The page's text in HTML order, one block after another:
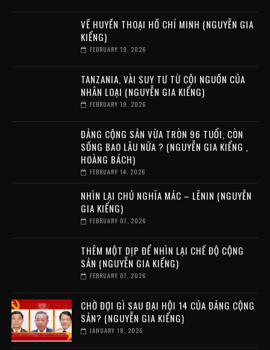
VỀ HUYỀN THOẠI HỒ CHÍ MINH (NGUYỄN GIA
KIỂNG)
FEBRUARY 19, 2026
TANZANIA, VÀI SUY TƯ TỪ CỘI NGUỒN CỦA
NHÂN LOẠI (NGUYỄN GIA KIỂNG)
FEBRUARY 19, 2026
ĐẢNG CỘNG SẢN VỪA TRÒN 96 TUỔI, CÒN
SỐNG BAO LÂU NỮA ? (NGUYỄN GIA KIỂNG ,
HOÀNG BÁCH)
FEBRUARY 14, 2026
NHÌN LẠI CHỦ NGHĨA MÁC – LÊNIN (NGUYỄN
GIA KIỂNG)
FEBRUARY 07, 2026
THÊM MỘT DỊP ĐỂ NHÌN LẠI CHẾ ĐỘ CỘNG
SẢN (NGUYỄN GIA KIỂNG)
FEBRUARY 07, 2026
CHỜ ĐỢI GÌ SAU ĐẠI HỘI 14 CỦA ĐẢNG CỘNG
SẢN? (NGUYỄN GIA KIỂNG)
JANUARY 18, 2026